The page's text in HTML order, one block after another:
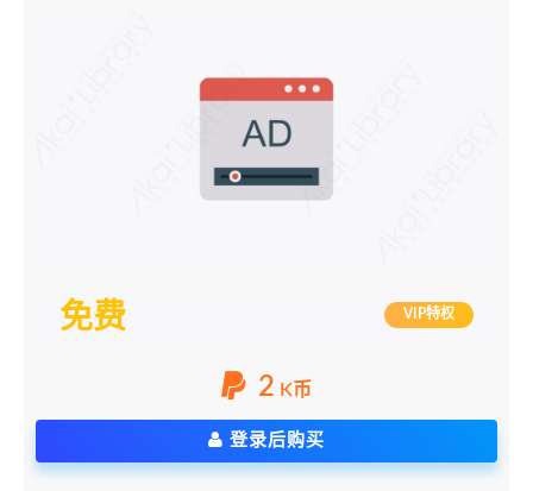
免费 VIP特权
2 K币
登录后购买